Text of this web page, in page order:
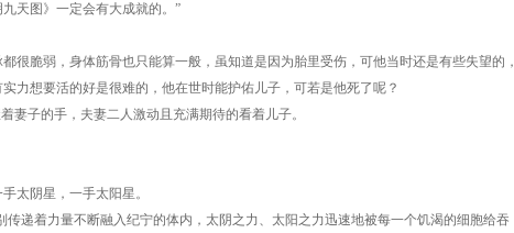
天图》一定会有大成就的。”
脆弱，身体筋骨也只能算一般，虽知道是因为胎里受伤，可他当时还是有些失望的，
力想要活的好是很难的，他在世时能护佑儿子，可若是他死了呢？
子的手，夫妻二人激动且充满期待的看着儿子。
阴星，一手太阳星。
递着力量不断融入纪宁的体内，太阴之力、太阳之力迅速地被每一个饥渴的细胞给吞